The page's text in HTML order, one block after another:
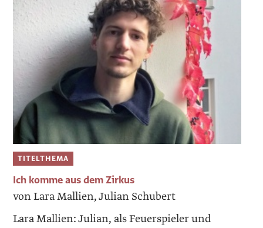
TITELTHEMA
Ich komme aus dem ­Zirkus
von Lara Mallien, Julian Schubert
Lara Mallien: Julian, als Feuerspieler und